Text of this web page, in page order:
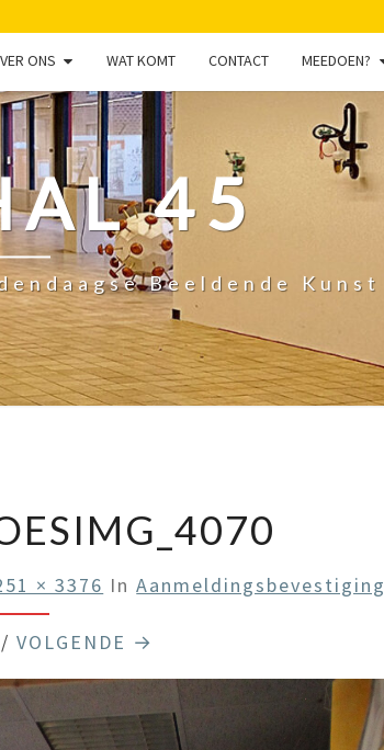
ONS WAT KOMT CONTACT MEEDOEN?
45
Beeldende Kunst
× 3376 InAanmeldingsbevestiging
/ VOLGENDE →